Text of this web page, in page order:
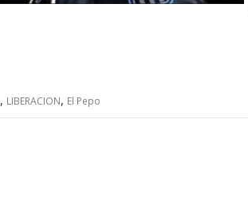
, LIBERACION, El Pepo